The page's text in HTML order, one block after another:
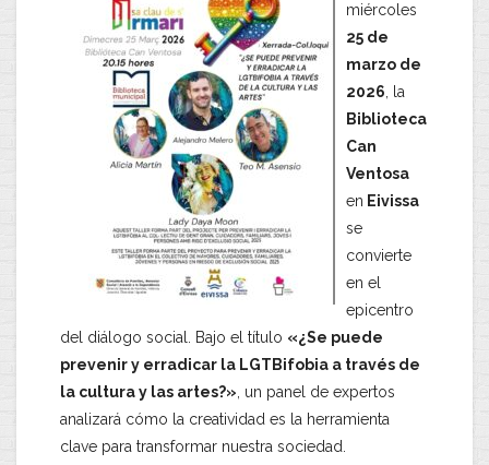
miércoles
25 de
marzo de
2026 , la
Biblioteca
Can
Ventosa
en Eivissa
se
convierte
en el
epicentro
del diálogo social. Bajo el título «¿Se puede
prevenir y erradicar la LGTBifobia a través de
la cultura y las artes?» , un panel de expertos
analizará cómo la creatividad es la herramienta
clave para transformar nuestra sociedad.